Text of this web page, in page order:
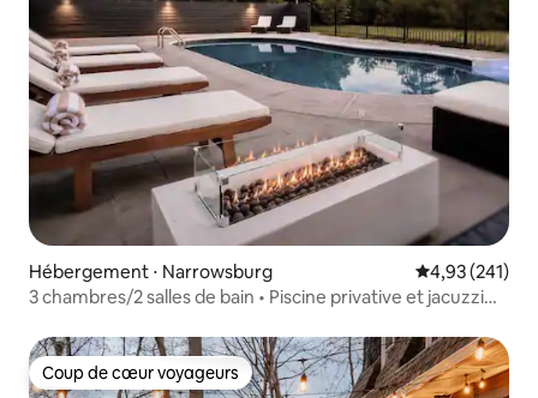
Hébergement ⋅ Narrowsburg Évaluation
4,93 (241)
3 chambres/2 salles de bain • Piscine privative et jacuzzi
Coup de cœur voyageurs
Coup de cœur voyageurs